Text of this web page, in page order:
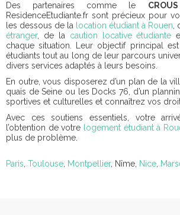
Des partenaires comme le
ResidenceEtudiante.fr sont précieux pour
les dessous de la
location étudiant à Rouen
étranger, de la caution locative étudiante
chaque situation. Leur objectif principal
étudiants tout au long de leur parcours
divers services adaptés à leurs besoins.
En outre, vous disposerez d’un plan de la
quais de Seine ou les Docks 76, d’un
sportives et culturelles et connaîtrez vos
Avec ces soutiens essentiels, votre
l’obtention de votre
logement étudiant à
plus de problème.
Paris Toulouse Montpellier, Nîme, Nice